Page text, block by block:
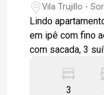
Vila Trujillo -
Lindo
em ipê com fino
com sacada, 3
sendo uma com
área de serviço
3